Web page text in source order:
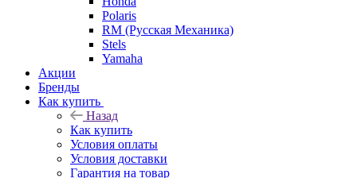
Polaris
RM (Русская Механика)
Stels
Yamaha
Акции
Бренды
Как купить
Назад
Как купить
Условия оплаты
Условия доставки
Гарантия на товар